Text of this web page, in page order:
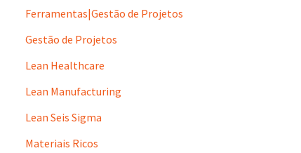
Ferramentas|Gestão de Projetos
Gestão de Projetos
Lean Healthcare
Lean Manufacturing
Lean Seis Sigma
Materiais Ricos